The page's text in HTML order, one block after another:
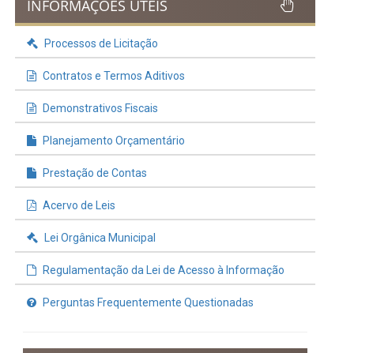
INFORMAÇÕES ÚTEIS
Processos de Licitação
Contratos e Termos Aditivos
Demonstrativos Fiscais
Planejamento Orçamentário
Prestação de Contas
Acervo de Leis
Lei Orgânica Municipal
Regulamentação da Lei de Acesso à Informação
Perguntas Frequentemente Questionadas